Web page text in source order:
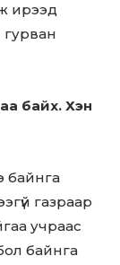
ирээд
байх. Хэн
байнга
газраар
учраас
байнга